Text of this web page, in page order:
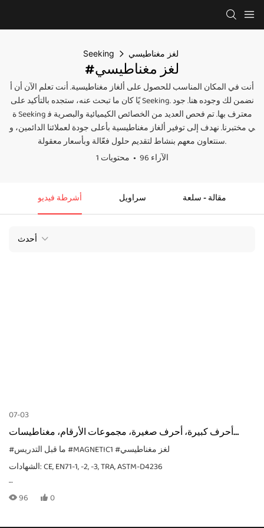
Seeking لغز مغناطيسي
#لغز مغناطيسي
أنت في المكان المناسب للحصول على ألغاز مغناطيسية. أنت تعلم الآن أن أ
يًا كان ما تبحث عنه، ستجده بالتأكيد على Seeking. نضمن لك وجوده هنا. جود
ة Seeking معترف بها. تم فحص العديد من الخصائص الكيميائية والبصرية ف
ي مختبرنا. نهدف إلى توفير ألغاز مغناطيسية بأعلى جودة لعملائنا الدائمين، و
سنتعاون معهم بنشاط لتقديم حلول فعّالة وبأسعار معقولة.
1 محتويات
96 الآراء
أشرطة فيديو سراويل مقالة - سلعة
أحدث
07-03
أحرف كبيرة، أحرف صغيرة، مجموعات الأرقام، مغناطيسات
التعلم المبكر
#ما قبل التدريس#MAGNETIC1
#لغز مغناطيسي
الشهادات: CE, EN71-1, -2, -3, TRA, ASTM-D4236
96 0